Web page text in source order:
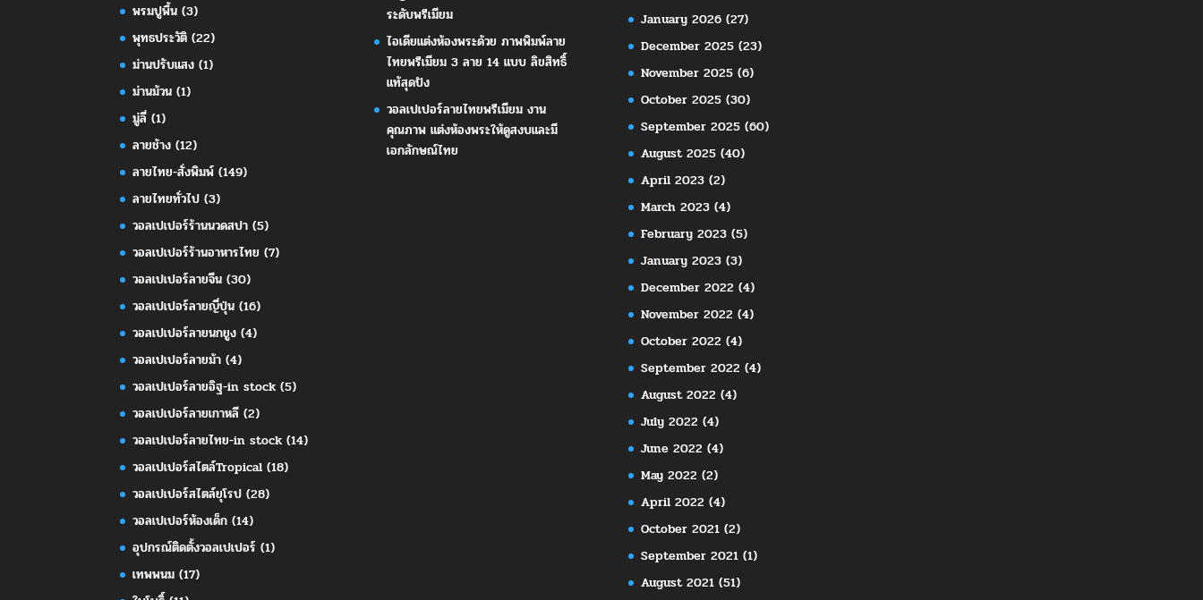
พรมปูพื้น (3)
พุทธประวัติ (22)
ม่านปรับแสง (1)
ม่านม้วน (1)
มู่ลี่ (1)
ลายช้าง (12)
ลายไทย-สั่งพิมพ์ (149)
ลายไทยทั่วไป (3)
วอลเปเปอร์ร้านนวดสปา (5)
วอลเปเปอร์ร้านอาหารไทย (7)
วอลเปเปอร์ลายจีน (30)
วอลเปเปอร์ลายญี่ปุ่น (16)
วอลเปเปอร์ลายนกยูง (4)
วอลเปเปอร์ลายม้า (4)
วอลเปเปอร์ลายอิฐ-in stock (5)
วอลเปเปอร์ลายเกาหลี (2)
วอลเปเปอร์ลายไทย-in stock (14)
วอลเปเปอร์สไตล์Tropical (18)
วอลเปเปอร์สไตล์ยุโรป (28)
วอลเปเปอร์ห้องเด็ก (14)
อุปกรณ์ติดตั้งวอลเปเปอร์ (1)
เทพพนม (17)
ระดับพรีเมียม
ไอเดียแต่งห้องพระด้วย ภาพพิมพ์ลาย
ไทยพรีเมียม 3 ลาย 14 แบบ ลิขสิทธิ์
แท้สุดปัง
วอลเปเปอร์ลายไทยพรีเมียม งาน
คุณภาพ แต่งห้องพระให้ดูสงบและมี
เอกลักษณ์ไทย
January 2026(27)
December 2025(23)
November 2025(6)
October 2025(30)
September 2025(60)
August 2025(40)
April 2023(2)
March 2023(4)
February 2023(5)
January 2023(3)
December 2022 (4)
November 2022 (4)
October 2022 (4)
September 2022 (4)
August 2022 (4)
July 2022 (4)
June 2022 (4)
May 2022 (2)
April 2022 (4)
October 2021(2)
September 2021(1)
August 2021(51)